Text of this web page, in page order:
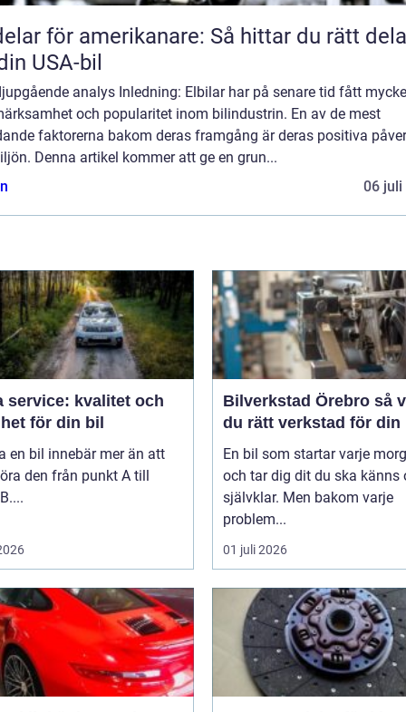
för amerikanare: Så hittar du rätt
USA-bil
analys Inledning: Elbilar har på senare tid fått
och popularitet inom bilindustrin. En av de mest
faktorerna bakom deras framgång är deras positiva
Denna artikel kommer att ge en grun...
06 juli
service: kvalitet och
för din bil
en bil innebär mer än att
den från punkt A till
Bilverkstad Örebro så väljer
du rätt verkstad för din
En bil som startar varje
och tar dig dit du ska känns
självklar. Men bakom varje
problem...
01 juli 2026